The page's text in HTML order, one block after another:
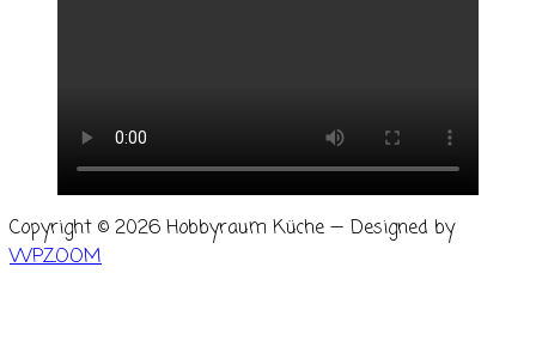
Copyright © 2026 Hobbyraum Küche — Designed by
WPZOOM